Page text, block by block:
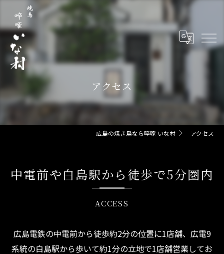
アクセス
広島の焼き鳥なら啐啄 いな村 アクセス
中電前や白島駅から徒歩で5分圏内
ACCESS
広島電鉄の中電前から徒歩約2分の位置に1店舗、広電9
系統の白島駅から歩いて約1分の立地で1店舗営業してお